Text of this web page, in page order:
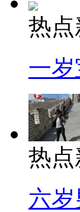
热点
一
热点
六